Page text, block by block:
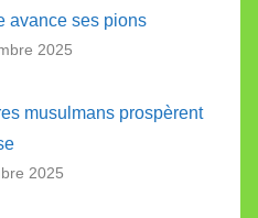
avance ses pions
2025
musulmans prospèrent
2025